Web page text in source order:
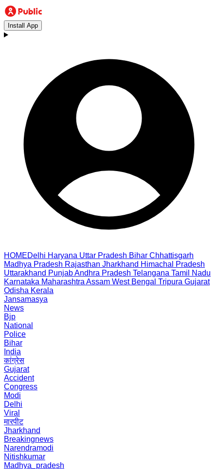
Install App
HOMEDelhi Haryana Uttar Pradesh Bihar Chhattisgarh
Madhya Pradesh Rajasthan Jharkhand Himachal Pradesh
Uttarakhand PunjabAndhra Pradesh Telangana Tamil Nadu
Karnataka Maharashtra Assam West Bengal Tripura Gujarat
Odisha Kerala
Jansamasya
News
Bjp
National
Police
Bihar
India
कांग्रेस
Gujarat
Accident
Congress
Modi
Delhi
Viral
मारपीट
Jharkhand
Breakingnews
Narendramodi
Nitishkumar
Madhya_pradesh